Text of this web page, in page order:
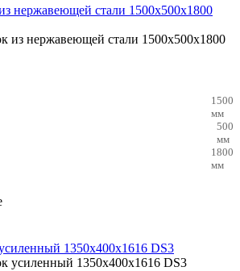
нержавеющей стали 1500х500х1800
1500
мм
500
мм
1800
мм
1350х400х1616 DS3